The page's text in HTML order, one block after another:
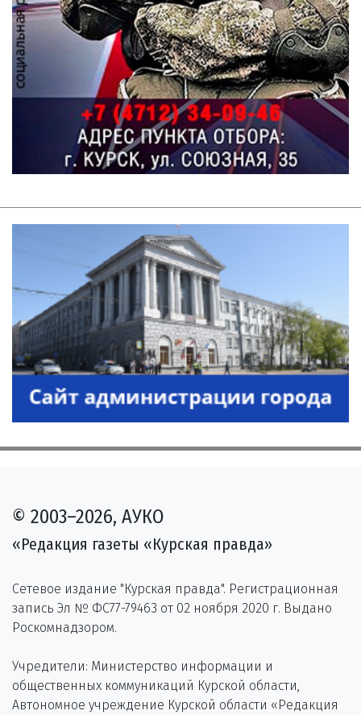
© 2003–2026, АУКО
«Редакция газеты «Курская правда»
Сетевое издание "Курская правда". Регистрационная
запись Эл № ФС77-79463 от 02 ноября 2020 г. Выдано
Роскомнадзором.
Учредители: Министерство информации и
общественных коммуникаций Курской области,
Автономное учреждение Курской области «Редакция